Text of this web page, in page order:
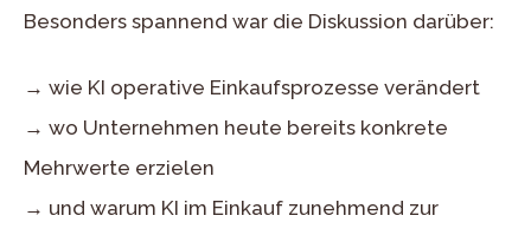
Besonders spannend war die Diskussion darüber:
→ wie KI operative Einkaufsprozesse verändert
→ wo Unternehmen heute bereits konkrete
Mehrwerte erzielen
→ und warum KI im Einkauf zunehmend zur